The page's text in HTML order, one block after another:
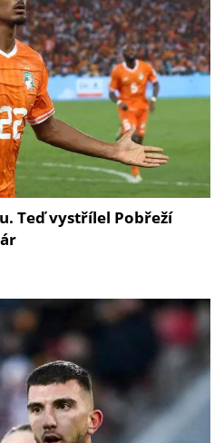
Teď vystřílel Pobřeží